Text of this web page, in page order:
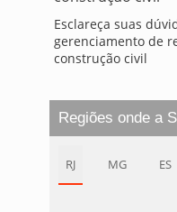
Esclareça suas
gerenciamento de
construção civil
Regiões onde a
RJ MG ES